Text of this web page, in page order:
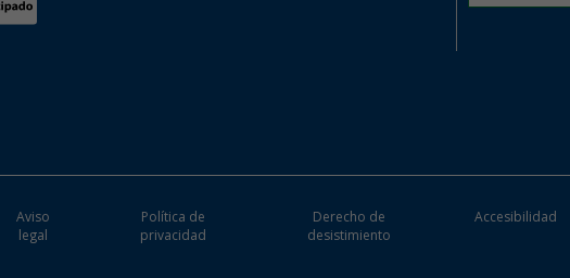
Aviso
legal
Política de
privacidad
Derecho de
desistimiento
Accesibilidad